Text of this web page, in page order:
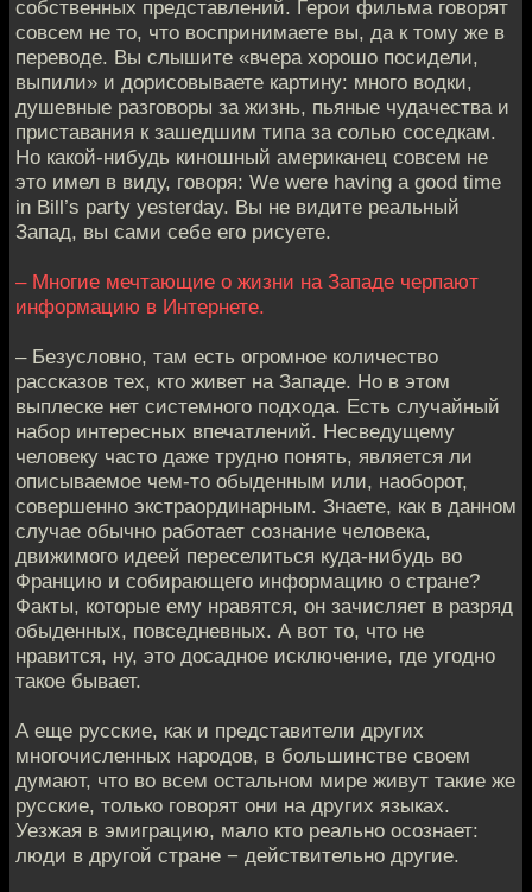
собственных представлений. Герои фильма говорят
совсем не то, что воспринимаете вы, да к тому же в
переводе. Вы слышите «вчера хорошо посидели,
выпили» и дорисовываете картину: много водки,
душевные разговоры за жизнь, пьяные чудачества и
приставания к зашедшим типа за солью соседкам.
Но какой-нибудь киношный американец совсем не
это имел в виду, говоря: We were having a good time
in Bill’s party yesterday. Вы не видите реальный
Запад, вы сами себе его рисуете.
– Многие мечтающие о жизни на Западе черпают
информацию в Интернете.
– Безусловно, там есть огромное количество
рассказов тех, кто живет на Западе. Но в этом
выплеске нет системного подхода. Есть случайный
набор интересных впечатлений. Несведущему
человеку часто даже трудно понять, является ли
описываемое чем-то обыденным или, наоборот,
совершенно экстраординарным. Знаете, как в данном
случае обычно работает сознание человека,
движимого идеей переселиться куда-нибудь во
Францию и собирающего информацию о стране?
Факты, которые ему нравятся, он зачисляет в разряд
обыденных, повседневных. А вот то, что не
нравится, ну, это досадное исключение, где угодно
такое бывает.
А еще русские, как и представители других
многочисленных народов, в большинстве своем
думают, что во всем остальном мире живут такие же
русские, только говорят они на других языках.
Уезжая в эмиграцию, мало кто реально осознает:
люди в другой стране − действительно другие.